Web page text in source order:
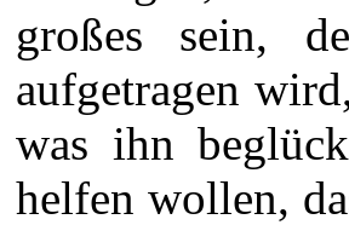
großes sein,
aufgetragen
was ihn
helfen wollen,